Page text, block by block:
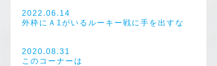
2022.06.14
外枠にＡ1がいるルーキー戦に手を出すな
2020.08.31
このコーナーは